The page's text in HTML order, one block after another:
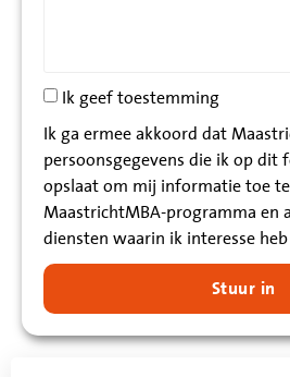
Ik geef toestemming
Ik ga ermee akkoord dat
persoonsgegevens die ik op dit
opslaat om mij informatie toe
MaastrichtMBA-programma en
diensten waarin ik interesse
Stuur in